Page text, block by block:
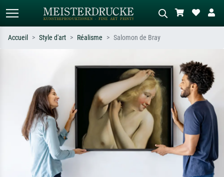
ex. Monet, Nuit étoilée,
impressionnisme, vague de Hokusai,
nu.
Décrivez la scène – ex. prairie verte,
abstrait avec beaucoup de rouge,
tableau sombre, nu debout près d'un
Accueil Style d'art Réalisme Salomon de Bray